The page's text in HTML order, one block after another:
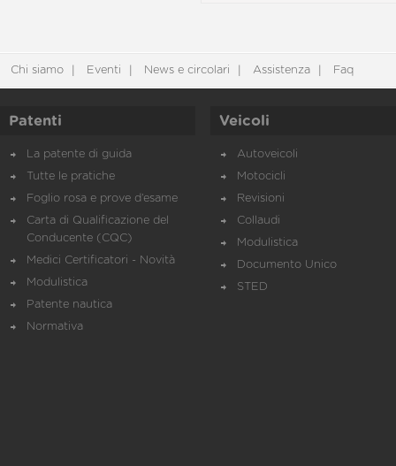
Chi siamo Eventi News e circolari Assistenza Faq
Patenti
La patente di guida
Tutte le pratiche
Foglio rosa e prove d’esame
Carta di Qualificazione del
Conducente (CQC)
Medici Certificatori - Novità
Modulistica
Patente nautica
Normativa
Veicoli
Autoveicoli
Motocicli
Revisioni
Collaudi
Modulistica
Documento Unico
STED